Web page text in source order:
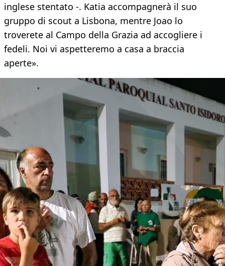
inglese stentato -. Katia accompagnerà il suo
gruppo di scout a Lisbona, mentre Joao lo
troverete al Campo della Grazia ad accogliere i
fedeli. Noi vi aspetteremo a casa a braccia
aperte».